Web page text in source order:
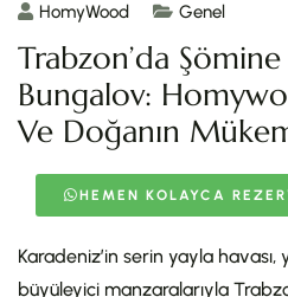
HomyWood Genel
Trabzon’da
Bungalov:
Ve Doğanın
HEMEN KOLAYCA
Karadeniz’in serin yayla havası,
büyüleyici manzaralarıyla